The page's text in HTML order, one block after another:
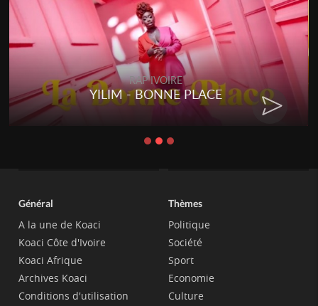
RAP IVOIRE
YILIM - BONNE PLACE
Général
A la une de Koaci
Koaci Côte d'Ivoire
Koaci Afrique
Archives Koaci
Conditions d'utilisation
Thèmes
Politique
Société
Sport
Economie
Culture